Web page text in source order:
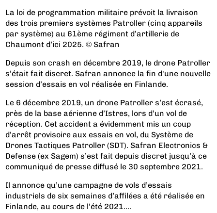
La loi de programmation militaire prévoit la livraison
des trois premiers systèmes Patroller (cinq appareils
par système) au 61ème régiment d’artillerie de
Chaumont d’ici 2025. © Safran
Depuis son crash en décembre 2019, le drone Patroller
s’était fait discret. Safran annonce la fin d'une nouvelle
session d’essais en vol réalisée en Finlande.
Le 6 décembre 2019, un drone Patroller s’est écrasé,
près de la base aérienne d’Istres, lors d’un vol de
réception. Cet accident a évidemment mis un coup
d’arrêt provisoire aux essais en vol, du Système de
Drones Tactiques Patroller (SDT). Safran Electronics &
Defense (ex Sagem) s’est fait depuis discret jusqu’à ce
communiqué de presse diffusé le 30 septembre 2021.
Il annonce qu’une campagne de vols d’essais
industriels de six semaines d’affilées a été réalisée en
Finlande, au cours de l’été 2021....